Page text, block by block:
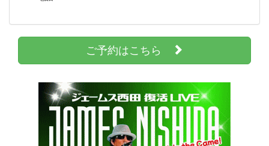
ご予約はこちら